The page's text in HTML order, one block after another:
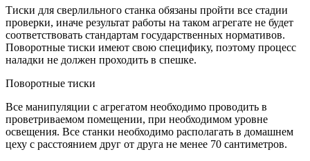
Тиски для сверлильного станка обязаны пройти все стадии
проверки, иначе результат работы на таком агрегате не будет
соответствовать стандартам государственных нормативов.
Поворотные тиски имеют свою специфику, поэтому процесс
наладки не должен проходить в спешке.
Поворотные тиски
Все манипуляции с агрегатом необходимо проводить в
проветриваемом помещении, при необходимом уровне
освещения. Все станки необходимо располагать в домашнем
цеху с расстоянием друг от друга не менее 70 сантиметров.